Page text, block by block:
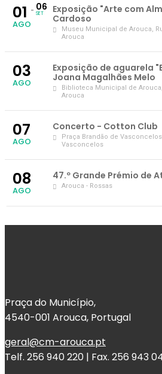
01
AGO
06
SET
Exposição "Arte com
Cardoso
Museu Municipal de Arouca,
Arouca
03
AGO
Exposição de aguarela
Joana Magalhães Melo
Biblioteca Municipal de Arouca
Arouca
07
AGO
Concerto - Cotton Club
Praça Brandão de Vasconcelos
Vasconcelos
08
AGO
47.º Grande Prémio de
Arouca - Rossas
Praça do Município,
4540-001 Arouca, Portugal
geral@cm-arouca.pt
Telf. 256 940 220 | Fax. 256 943